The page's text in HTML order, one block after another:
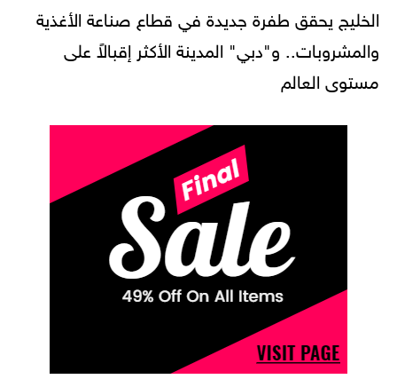
الخليج يحقق طفرة جديدة في قطاع صناعة الأغذية
والمشروبات.. و"دبي" المدينة الأكثر إقبالاً على
مستوى العالم